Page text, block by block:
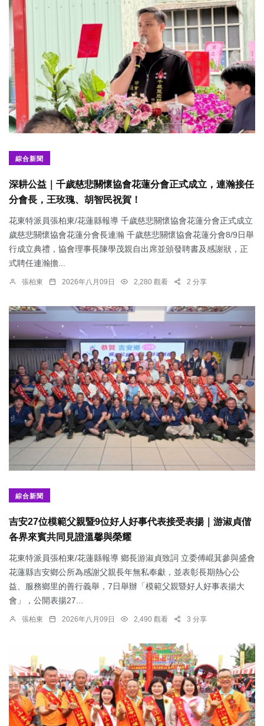
綜合新聞
深耕公益｜千歲慈悲關懷協會花蓮分會正式成立，連瀚接任
分會長，王玫瑰、胡智民祝賀！
花東特派員張柏東/花蓮縣報導 千歲慈悲關懷協會花蓮分會正式成立
歲慈悲關懷協會花蓮分會長連瀚 千歲慈悲關懷協會花蓮分會8/9日舉
行成立典禮，協會理事長陳學茂親自出席並頒發聘書及感謝狀，正
式聘任連瀚擔...
張柏東 2026年八月09日 2,280 觀看 2 分享
綜合新聞
吉安27位模範父親暨9位好人好事代表接受表揚｜游淑貞偕
各界來賓共同見證溫馨與榮耀
花東特派員張柏東/花蓮縣報導 鄉長游淑貞致詞 立委傅崐萁參與盛會
花蓮縣吉安鄉公所為感謝父親長年無私奉獻，並表彰長期熱心公
益、服務鄉里的善行義舉，7日舉辦「模範父親暨好人好事表揚大
會」，公開表揚27...
張柏東 2026年八月09日 2,490 觀看 3 分享